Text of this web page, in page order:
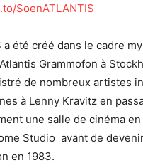
SoenATLANTIS
a été créé dans le cadre
Grammofon à
de nombreux artistes
à Lenny Kravitz en
une salle de cinéma
Studio avant de
en 1983.